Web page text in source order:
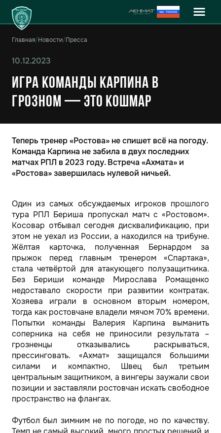
Главная/Новости/Пресса
10.12.2023
Игра команды Карпина в
Грозном — это кошмар
Теперь тренер «Ростова» не спишет всё на погоду.
Команда Карпина не забила в двух последних
матчах РПЛ в 2023 году. Встреча «Ахмата» и
«Ростова» завершилась нулевой ничьей.
Один из самых обсуждаемых игроков прошлого
тура РПЛ Бериша пропускал матч с «Ростовом».
Косовар отбывал сегодня дисквалификацию, при
этом не уехал из России, а находился на трибуне.
Жёлтая карточка, полученная Бернардом за
прыжок перед главным тренером «Спартака»,
стала четвёртой для атакующего полузащитника.
Без Бериши команде Мирослава Ромащенко
недоставало скорости при развитии контратак.
Хозяева играли в основном вторым номером,
тогда как ростовчане владели мячом 70% времени.
Попытки команды Валерия Карпина выманить
соперника на себя не приносили результата –
грозненцы отказывались раскрываться,
прессинговать. «Ахмат» защищался большими
силами и компактно, Швец был третьим
центральным защитником, а вингеры заужали свои
позиции и заставляли ростовчан искать свободное
пространство на флангах.
Футбол был зимним не по погоде, но по качеству.